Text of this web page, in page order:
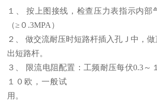
１、 按上图接线，检查压力表指示内部
（≥０.3MPA）
２、 做交流耐压时短路杆插入孔Ｊ中，
出短路杆。
３、 限流电阻配置：工频耐压每伏0.3～
１０欧，一般试
用。